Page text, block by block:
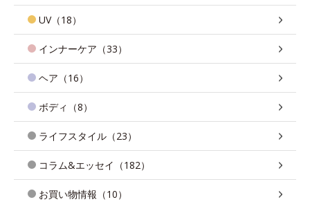
UV（18）
インナーケア（33）
ヘア（16）
ボディ（8）
ライフスタイル（23）
コラム&エッセイ（182）
お買い物情報（10）